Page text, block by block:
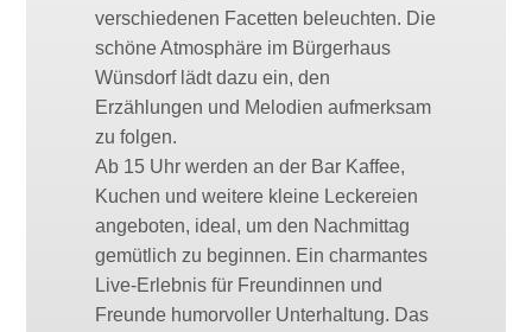
verschiedenen Facetten beleuchten. Die
schöne Atmosphäre im Bürgerhaus
Wünsdorf lädt dazu ein, den
Erzählungen und Melodien aufmerksam
zu folgen.
Ab 15 Uhr werden an der Bar Kaffee,
Kuchen und weitere kleine Leckereien
angeboten, ideal, um den Nachmittag
gemütlich zu beginnen. Ein charmantes
Live-Erlebnis für Freundinnen und
Freunde humorvoller Unterhaltung. Das